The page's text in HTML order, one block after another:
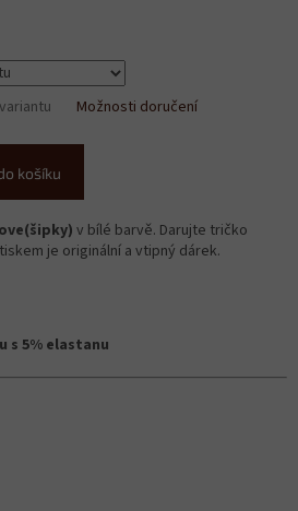
Možnosti doručení
košíku
v bílé barvě. Darujte tričko
je originální a vtipný dárek.
s 5% elastanu